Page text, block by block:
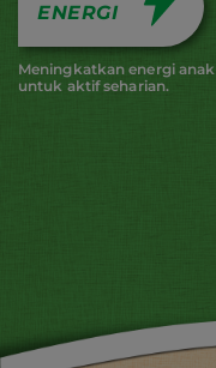
ENERGI
Meningkatkan energi anak
untuk aktif seharian.